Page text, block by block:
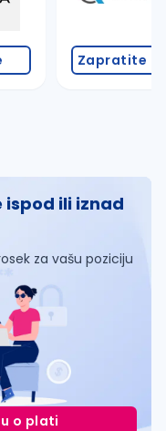
Zapratite
ili iznad
za vašu poziciju
o plati